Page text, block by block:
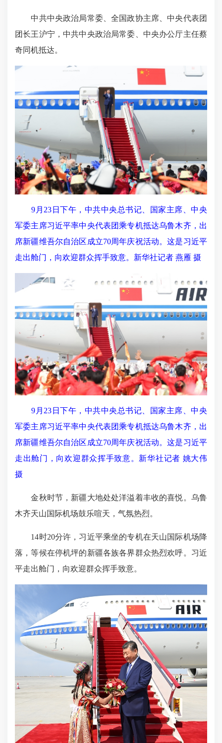
中共中央政治局常委、全国政协主席、中央代表团
团长王沪宁，中共中央政治局常委、中央办公厅主任蔡
奇同机抵达。
9月23日下午，中共中央总书记、国家主席、中央
军委主席习近平率中央代表团乘专机抵达乌鲁木齐，出
席新疆维吾尔自治区成立70周年庆祝活动。这是习近平
走出舱门，向欢迎群众挥手致意。新华社记者 燕雁 摄
9月23日下午，中共中央总书记、国家主席、中央
军委主席习近平率中央代表团乘专机抵达乌鲁木齐，出
席新疆维吾尔自治区成立70周年庆祝活动。这是习近平
走出舱门，向欢迎群众挥手致意。新华社记者 姚大伟
摄
金秋时节，新疆大地处处洋溢着丰收的喜悦。乌鲁
木齐天山国际机场鼓乐喧天，气氛热烈。
14时20分许，习近平乘坐的专机在天山国际机场降
落，等候在停机坪的新疆各族各界群众热烈欢呼。习近
平走出舱门，向欢迎群众挥手致意。